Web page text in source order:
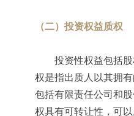
（二）投资权益质权
投资性权益包括股
权是指出质人以其拥
包括有限责任公司和
权具有可转让性，可以